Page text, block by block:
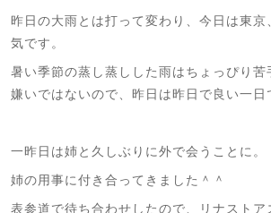
昨日の大雨とは打って変わり、今日は東京
気です。
暑い季節の蒸し蒸しした雨はちょっぴり苦
嫌いではないので、昨日は昨日で良い一日
一昨日は姉と久しぶりに外で会うことに。
姉の用事に付き合ってきました＾＾
表参道で待ち合わせしたので、リナストア